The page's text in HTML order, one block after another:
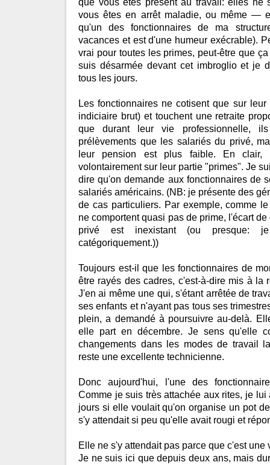
que vous êtes présent au travail: elles ne
vous êtes en arrêt maladie, ou même —
qu'un des fonctionnaires de ma
vacances et est d'une humeur exécrable).
vrai pour toutes les primes, peut-être que
suis désarmée devant cet imbroglio et je
tous les jours.
Les fonctionnaires ne cotisent que sur
indiciaire brut) et touchent une retraite
que durant leur vie professionnelle,
prélèvements que les salariés du privé,
leur pension est plus faible. En clair,
volontairement sur leur partie "primes". Je
dire qu'on demande aux fonctionnaires de
salariés américains. (NB: je présente des
de cas particuliers. Par exemple, comme
ne comportent quasi pas de prime, l'écart
privé est inexistant (ou presque:
catégoriquement.))
Toujours est-il que les fonctionnaires de
être rayés des cadres, c'est-à-dire mis à la
J'en ai même une qui, s'étant arrêtée de
ses enfants et n'ayant pas tous ses
plein, a demandé à poursuivre au-delà.
elle part en décembre. Je sens qu'elle
changements dans les modes de travail
reste une excellente technicienne.
Donc aujourd'hui, l'une des
Comme je suis très attachée aux rites, je
jours si elle voulait qu'on organise un pot
s'y attendait si peu qu'elle avait rougi et
Elle ne s'y attendait pas parce que c'est une
Je ne suis ici que depuis deux ans, mais